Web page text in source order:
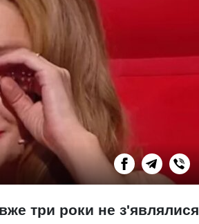
три роки не з'являлися